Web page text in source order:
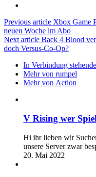
Previous article Xbox Game
neuen Woche im Abo
Next article Back 4 Blood
doch Versus-Co-Op?
In Verbindung
Mehr von rumpel
Mehr von Action
V Rising wer
Hi ihr lieben wir
unsere Server zwar
20. Mai 2022